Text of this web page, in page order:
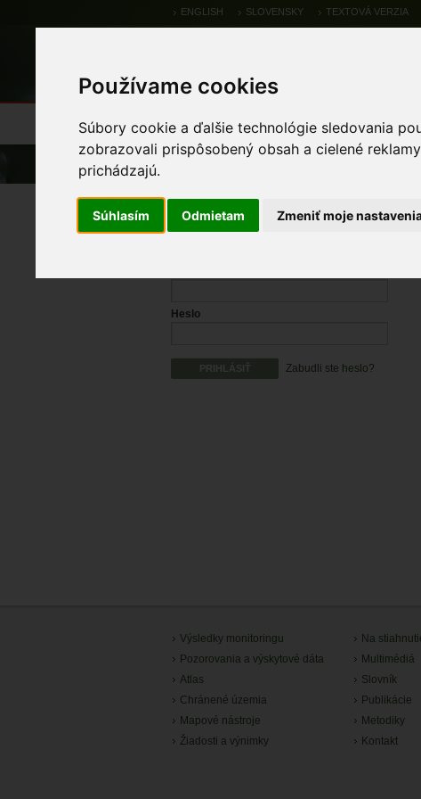
Používame cookies
Súbory cookie a ďalšie technológie sledovania
zobrazovali prispôsobený obsah a cielené
prichádzajú.
Súhlasím Odmietam Zmeniť moje
ENGLISH SLOVENSKY TEXTOVÁ VERZIA
Výsledky monitoringu Pozorovania a
Prihlásenie
Heslo
Zabudli ste heslo?
Výsledky monitoringu
Pozorovania a výskytové dáta
Atlas
Chránené územia
Mapové nástroje
Žiadosti a výnimky
Na
Multimédiá
Slovník
Publikácie
Metodiky
Kontakt